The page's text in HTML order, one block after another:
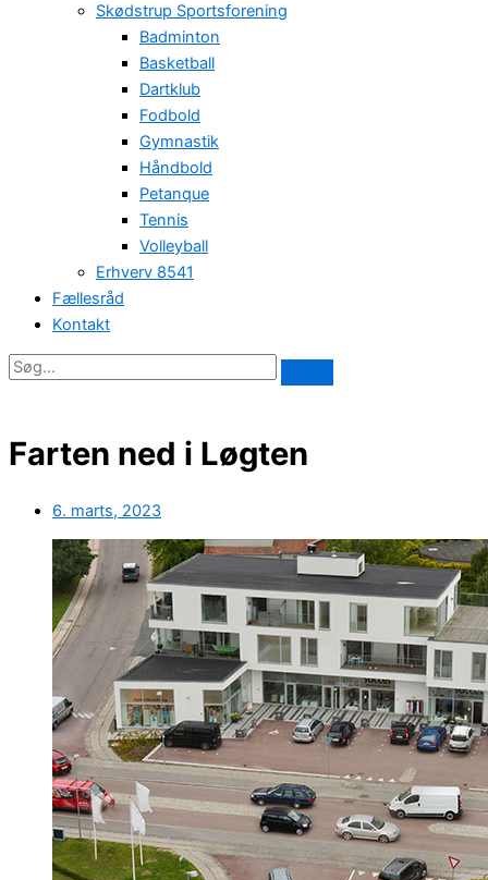
Skødstrup Sportsforening
Badminton
Basketball
Dartklub
Fodbold
Gymnastik
Håndbold
Petanque
Tennis
Volleyball
Erhverv 8541
Fællesråd
Kontakt
Farten ned i Løgten
6. marts, 2023